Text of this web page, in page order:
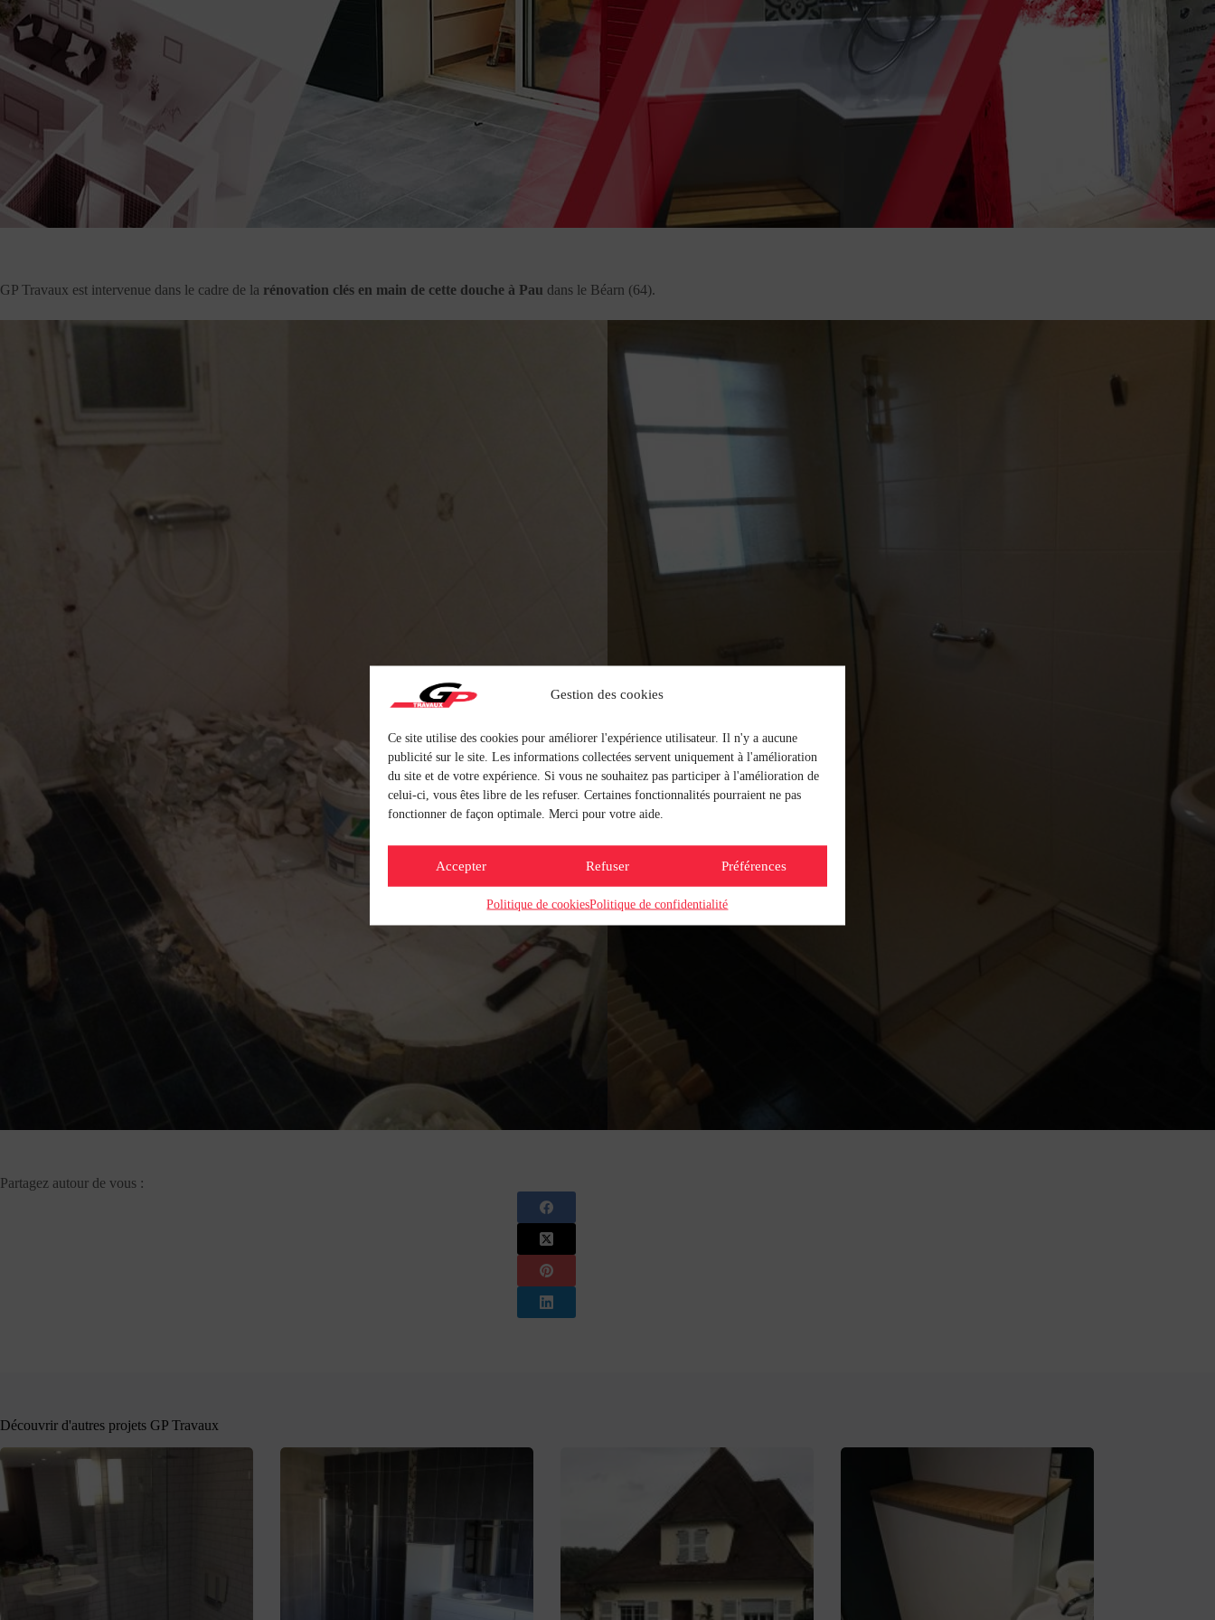
Gestion des cookies
Ce site utilise des cookies pour améliorer l'expérience utilisateur. Il n'y a aucune
publicité sur le site. Les informations collectées servent uniquement à l'amélioration
du site et de votre expérience. Si vous ne souhaitez pas participer à l'amélioration de
celui-ci, vous êtes libre de les refuser. Certaines fonctionnalités pourraient ne pas
fonctionner de façon optimale. Merci pour votre aide.
Accepter Refuser Préférences
Politique de cookiesPolitique de confidentialité
GP Travaux est intervenue dans le cadre de la rénovation clés en main de cette douche à Pau dans le Béarn (64).
Partagez autour de vous :
Découvrir d'autres projets GP Travaux